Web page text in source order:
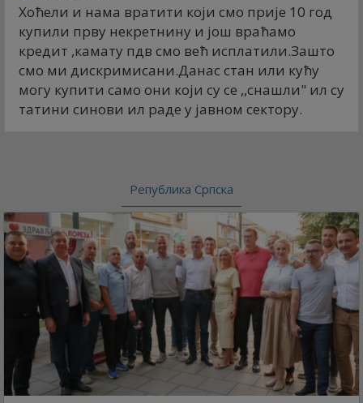
Хоћели и нама вратити који смо прије 10 год
купили прву некретнину и још враћамо
кредит ,камату пдв смо већ исплатили.Зашто
смо ми дискримисани.Данас стан или кућу
могу купити само они који су се ,,снашли" ил су
татини синови ил раде у јавном сектору.
Република Српска